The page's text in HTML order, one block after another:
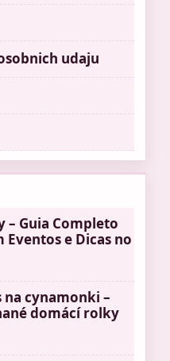
udaju
– Guia Completo
Eventos e Dicas no
na cynamonki –
domácí rolky